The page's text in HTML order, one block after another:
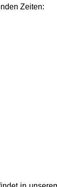
Zeiten: